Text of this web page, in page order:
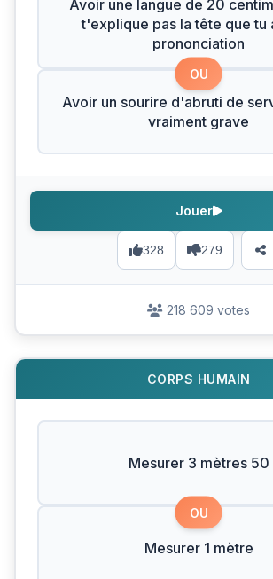
Avoir une langue de 20
t'explique pas la tête que tu
prononciation
OU
Avoir un sourire d'abruti de
vraiment grave
328 279
Jouer
218 609 votes
CORPS HUMAIN
Mesurer 3 mètres 50
OU
Mesurer 1 mètre